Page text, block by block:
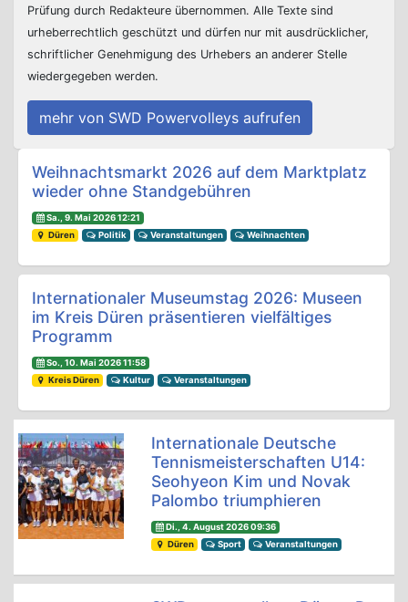
Prüfung durch Redakteure übernommen. Alle Texte sind
urheberrechtlich geschützt und dürfen nur mit ausdrücklicher,
schriftlicher Genehmigung des Urhebers an anderer Stelle
wiedergegeben werden.
mehr von SWD Powervolleys aufrufen
Beitrags-Navigation
Weihnachtsmarkt 2026 auf dem Marktplatz
wieder ohne Standgebühren
Sa., 9. Mai 2026 12:21
Düren
Politik Veranstaltungen Weihnachten
Internationaler Museumstag 2026: Museen
im Kreis Düren präsentieren vielfältiges
Programm
So., 10. Mai 2026 11:58
Kreis Düren
Kultur Veranstaltungen
Internationale Deutsche
Tennismeisterschaften U14:
Seohyeon Kim und Novak
Palombo triumphieren
Di., 4. August 2026 09:36
Düren
Sport Veranstaltungen